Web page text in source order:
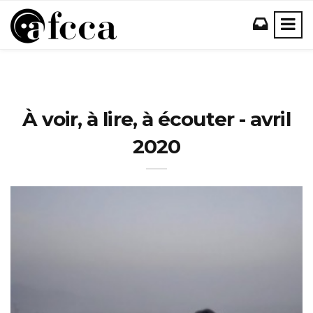
À voir, à lire, à écouter - avril
2020